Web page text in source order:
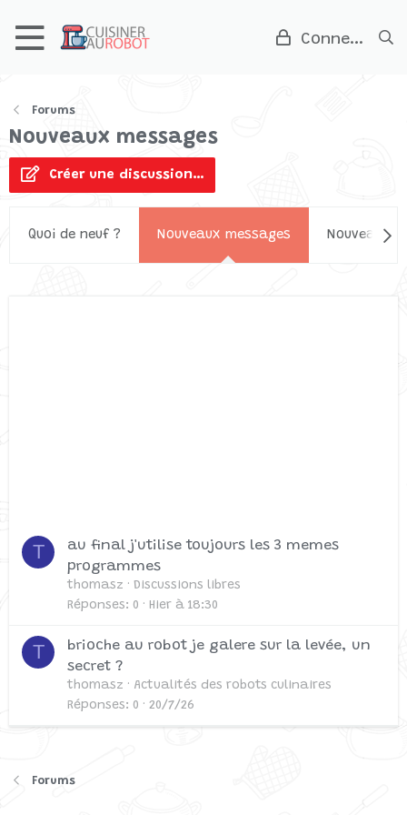
Connexion
Forums
Nouveaux messages
Créer une discussion…
Quoi de neuf ? Nouveaux messages Nouveaux
T
au final j'utilise toujours les 3 memes
programmes
thomasz
Discussions libres
Réponses
0 Hier à 18:30
T
brioche au robot je galere sur la levée, un
secret ?
thomasz
Actualités des robots culinaires
Réponses
0 20/7/26
Forums